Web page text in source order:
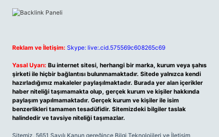
Reklam ve İletişim: Skype: live:.cid.575569c608265c69
Yasal Uyarı: Bu internet sitesi, herhangi bir marka, kurum veya şahıs
şirketi ile hiçbir bağlantısı bulunmamaktadır. Sitede yalnızca kendi
hazırladığımız makaleler paylaşılmaktadır. Burada yer alan içerikler
haber niteliği taşımamakta olup, gerçek kurum ve kişiler hakkında
paylaşım yapılmamaktadır. Gerçek kurum ve kişiler ile isim
benzerlikleri tamamen tesadüfidir. Sitemizdeki bilgiler taslak
halindedir ve tavsiye niteliği taşımazlar.
Sitemiz, 5651 Sayılı Kanun gereğince Bilgi Teknolojileri ve İletişim